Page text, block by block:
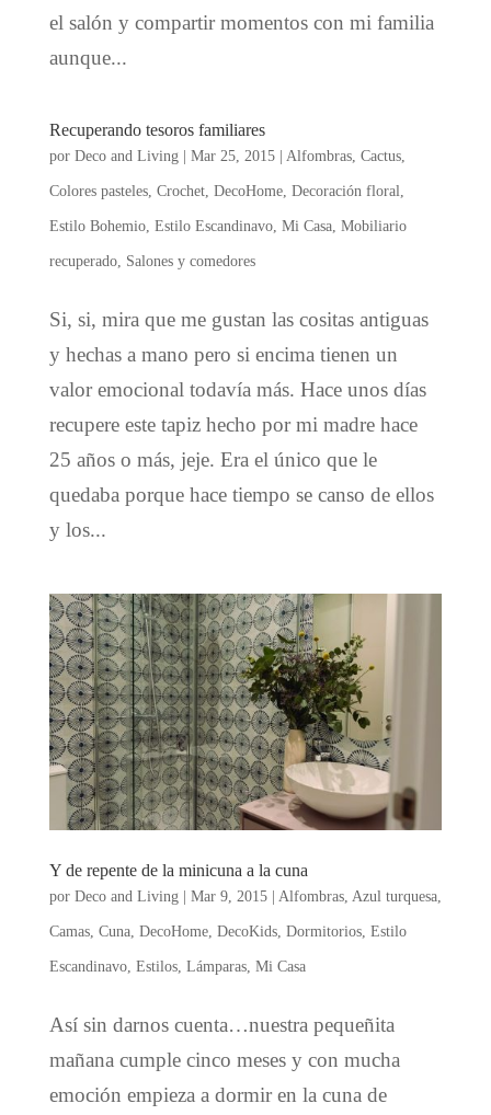
el salón y compartir momentos con mi familia
aunque...
Recuperando tesoros familiares
por Deco and Living| Mar 25, 2015| Alfombras, Cactus,
Colores pasteles, Crochet, DecoHome, Decoración floral
Estilo Bohemio, Estilo Escandinavo, Mi Casa, Mobiliario
recuperado, Salones y comedores
Si, si, mira que me gustan las cositas antiguas
y hechas a mano pero si encima tienen un
valor emocional todavía más. Hace unos días
recupere este tapiz hecho por mi madre hace
25 años o más, jeje. Era el único que le
quedaba porque hace tiempo se canso de ellos
y los...
Y de repente de la minicuna a la cuna
por Deco and Living| Mar 9, 2015| Alfombras, Azul turquesa,
Camas, Cuna, DecoHome, DecoKids, Dormitorios, Estilo
Escandinavo, Estilos, Lámparas, Mi Casa
Así sin darnos cuenta…nuestra pequeñita
mañana cumple cinco meses y con mucha
emoción empieza a dormir en la cuna de